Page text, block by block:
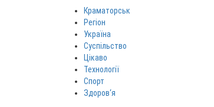
Краматорськ
Регіон
Україна
Суспільство
Цікаво
Технології
Спорт
Здоров‘я